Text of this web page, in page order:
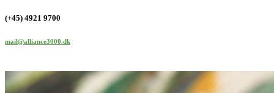
(+45) 4921 9700
mail@alliance3000.dk